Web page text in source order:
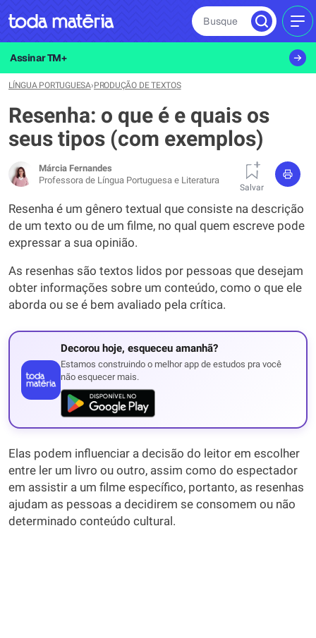
Busque
Assinar TM+
LÍNGUA PORTUGUESA›PRODUÇÃO DE TEXTOS
Resenha: o que é e quais os
seus tipos (com exemplos)
Márcia Fernandes
Professora de Língua Portuguesa e Literatura
Salvar
Resenha é um gênero textual que consiste na descrição
de um texto ou de um filme, no qual quem escreve pode
expressar a sua opinião.
As resenhas são textos lidos por pessoas que desejam
obter informações sobre um conteúdo, como o que ele
aborda ou se é bem avaliado pela crítica.
Decorou hoje, esqueceu amanhã?
Estamos construindo o melhor app de estudos pra você
não esquecer mais.
Elas podem influenciar a decisão do leitor em escolher
entre ler um livro ou outro, assim como do espectador
em assistir a um filme específico, portanto, as resenhas
ajudam as pessoas a decidirem se consomem ou não
determinado conteúdo cultural.